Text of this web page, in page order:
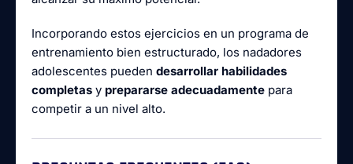
Incorporando estos ejercicios en un programa de
entrenamiento bien estructurado, los nadadores
adolescentes pueden desarrollar habilidades
completas y prepararse adecuadamente para
competir a un nivel alto.